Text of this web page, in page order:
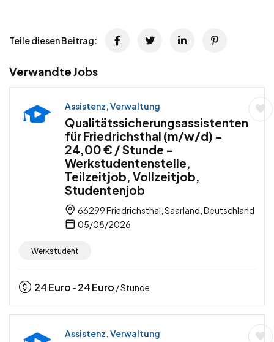
Teile diesen Beitrag:
Verwandte Jobs
Assistenz, Verwaltung
Qualitätssicherungsassistenten
für Friedrichsthal (m/w/d) –
24,00 € / Stunde –
Werkstudentenstelle,
Teilzeitjob, Vollzeitjob,
Studentenjob
66299 Friedrichsthal, Saarland, Deutschland
05/08/2026
Werkstudent
24Euro - 24Euro / Stunde
Assistenz, Verwaltung